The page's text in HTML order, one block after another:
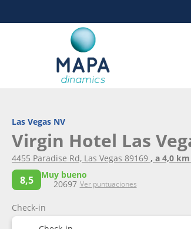
Las Vegas NV
Virgin Hotel Las
4455 Paradise Rd, Las Vegas 89169 , a 4,0
8,5
Muy bueno
20697 Ver puntuaciones
Check-in